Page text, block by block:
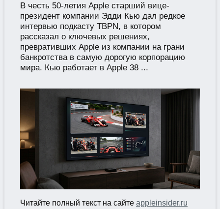
В честь 50-летия Apple старший вице-
президент компании Эдди Кью дал редкое
интервью подкасту TBPN, в котором
рассказал о ключевых решениях,
превративших Apple из компании на грани
банкротства в самую дорогую корпорацию
мира. Кью работает в Apple 38 ...
Читайте полный текст на сайте appleinsider.ru